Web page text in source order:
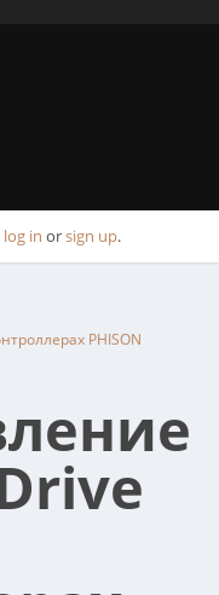
log in orsign up.
PHISON